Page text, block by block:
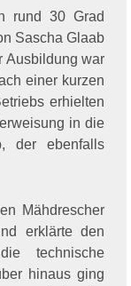
rund 30 Grad
Sascha Glaab
Ausbildung war
einer kurzen
erhielten
in die
der ebenfalls
Mähdrescher
erklärte den
technische
hinaus ging